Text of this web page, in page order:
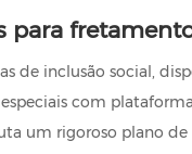
para
de inclusão social,
com
um rigoroso plano